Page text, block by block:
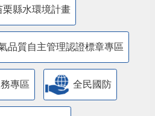
栗縣水環境計畫
品質自主管理認證標章專區
專區 全民國防